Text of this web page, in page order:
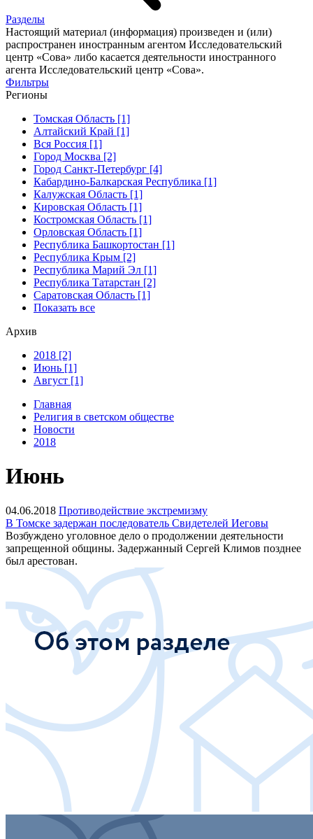
Разделы
Настоящий материал (информация) произведен и (или)
распространен иностранным агентом Исследовательский
центр «Сова» либо касается деятельности иностранного
агента Исследовательский центр «Сова».
Фильтры
Регионы
Томская Область [1]
Алтайский Край [1]
Вся Россия [1]
Город Москва [2]
Город Санкт-Петербург [4]
Кабардино-Балкарская Республика [1]
Калужская Область [1]
Кировская Область [1]
Костромская Область [1]
Орловская Область [1]
Республика Башкортостан [1]
Республика Крым [2]
Республика Марий Эл [1]
Республика Татарстан [2]
Саратовская Область [1]
Показать все
Архив
2018 [2]
Июнь [1]
Август [1]
Главная
Религия в светском обществе
Новости
2018
Июнь
04.06.2018 Противодействие экстремизму
В Томске задержан последователь Свидетелей Иеговы
Возбуждено уголовное дело о продолжении деятельности
запрещенной общины. Задержанный Сергей Климов позднее
был арестован.